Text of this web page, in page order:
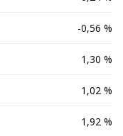
-0,56 %
1,30 %
1,02 %
1,92 %